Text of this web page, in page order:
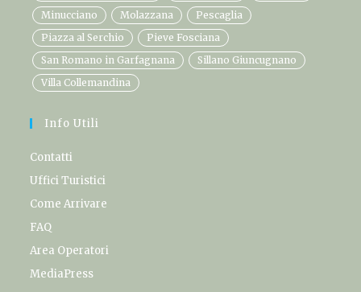
Minucciano
Molazzana
Pescaglia
Piazza al Serchio
Pieve Fosciana
San Romano in Garfagnana
Sillano Giuncugnano
Villa Collemandina
Info Utili
Contatti
Uffici Turistici
Come Arrivare
FAQ
Area Operatori
MediaPress